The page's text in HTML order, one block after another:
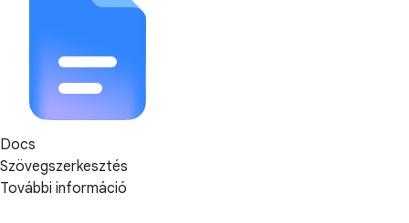
Docs
Szövegszerkesztés
További információ